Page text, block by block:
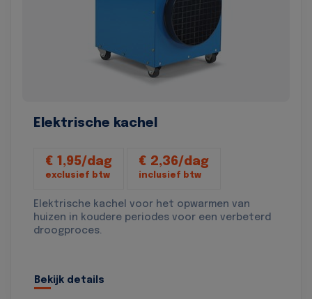
Elektrische kachel
€ 1,95/dag
exclusief btw
€ 2,36/dag
inclusief btw
Elektrische kachel voor het opwarmen van
huizen in koudere periodes voor een verbeterd
droogproces.
Bekijk details